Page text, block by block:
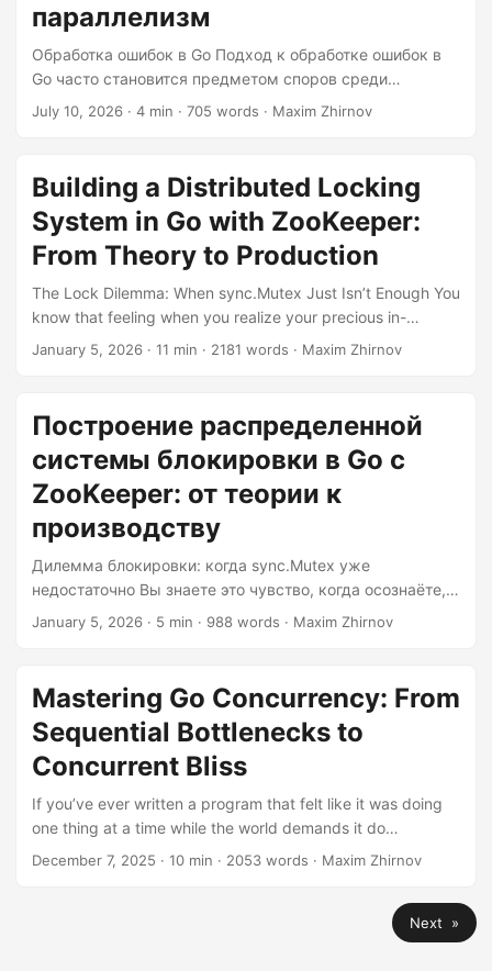
параллелизм
Обработка ошибок в Go Подход к обработке ошибок в
Go часто становится предметом споров среди
разработчиков. Кому-то он нравится, кому-то нет, но
помощью шаблона if err != nil. Это может показаться
многословным, но такой подход поощряет явную
проверку и обработку ошибок. Шаблон if err != nil
Рассмотрим простой пример: func readFile(filename
string) ([]byte, error) { data, err := ioutil....
July 10, 2026 · 4 min · 705 words · Maxim Zhirnov
Building a Distributed Locking
System in Go with ZooKeeper:
From Theory to Production
The Lock Dilemma: When sync.Mutex Just Isn’t Enough You
know that feeling when you realize your precious in-
process mutex won’t cut it anymore? Yeah, we’ve all been
Suddenly, you’ve got multiple services running on different
machines, all trying to access the same resource, and your
sync.Mutex is sitting there looking confused—because it
only locks things within a single process....
January 5, 2026 · 11 min · 2181 words · Maxim Zhirnov
Построение распределенной
системы блокировки в Go с
ZooKeeper: от теории к
производству
Дилемма блокировки: когда sync.Mutex уже
недостаточно Вы знаете это чувство, когда осознаёте,
что ваш драгоценный мьютекс в процессе уже не
работали нормально, пока ваша система не решила
вырасти и стать распределённой. Вдруг у вас
появляется несколько сервисов, работающих на
разных машинах, все пытаются получить доступ к
одному и тому же ресурсу, а ваш sync.Mutex сидит и
выглядит растерянным — потому что он блокирует
только внутри одного процесса....
January 5, 2026 · 5 min · 988 words · Maxim Zhirnov
Mastering Go Concurrency: From
Sequential Bottlenecks to
Concurrent Bliss
If you’ve ever written a program that felt like it was doing
one thing at a time while the world demands it do
seventeen things simultaneously, welcome to the pre-
make this pain go away. In fact, if you’ve heard the phrase
“Go is perfect for concurrent systems,” it’s not marketing—
it’s just developers who’ve experienced the alternative and
December 7, 2025 · 10 min · 2053 words · Maxim Zhirnov
Next »